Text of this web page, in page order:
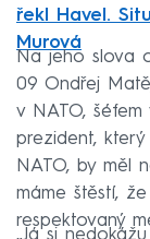
řekl Havel.
Murová
Na jeho slova
09 Ondřej
v NATO,
prezident,
NATO, by měl
máme štěstí,
respektovaný